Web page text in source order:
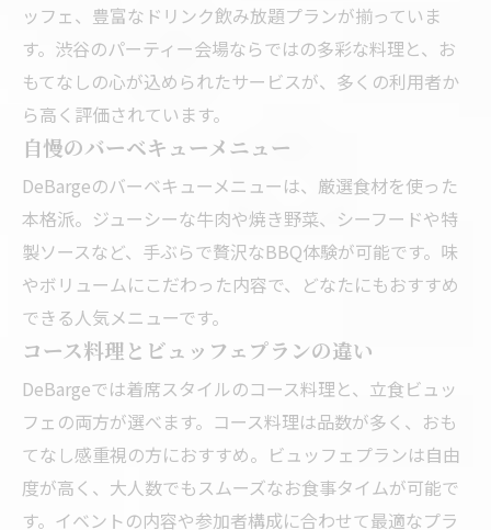
ッフェ、豊富なドリンク飲み放題プランが揃っていま
す。渋谷のパーティー会場ならではの多彩な料理と、お
もてなしの心が込められたサービスが、多くの利用者か
ら高く評価されています。
自慢のバーベキューメニュー
DeBargeのバーベキューメニューは、厳選食材を使った
本格派。ジューシーな牛肉や焼き野菜、シーフードや特
製ソースなど、手ぶらで贅沢なBBQ体験が可能です。味
やボリュームにこだわった内容で、どなたにもおすすめ
できる人気メニューです。
コース料理とビュッフェプランの違い
DeBargeでは着席スタイルのコース料理と、立食ビュッ
フェの両方が選べます。コース料理は品数が多く、おも
てなし感重視の方におすすめ。ビュッフェプランは自由
度が高く、大人数でもスムーズなお食事タイムが可能で
す。イベントの内容や参加者構成に合わせて最適なプラ